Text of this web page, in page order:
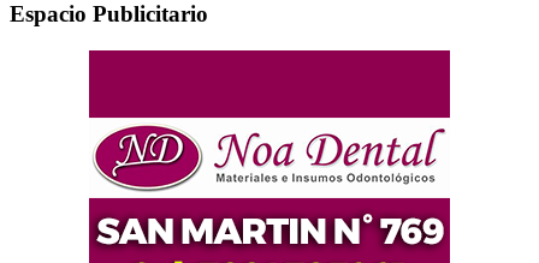
Espacio Publicitario